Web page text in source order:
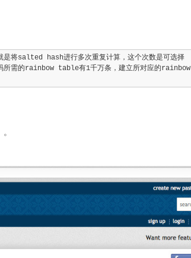
salted hash进行多次重复计算，这个次数是可选择
码所需的rainbow table有1千万条，建立所对应的rainbow